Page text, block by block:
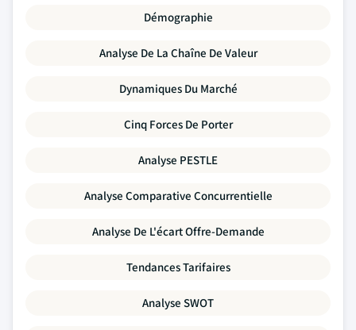
Démographie
Analyse De La Chaîne De Valeur
Dynamiques Du Marché
Cinq Forces De Porter
Analyse PESTLE
Analyse Comparative Concurrentielle
Analyse De L'écart Offre-Demande
Tendances Tarifaires
Analyse SWOT